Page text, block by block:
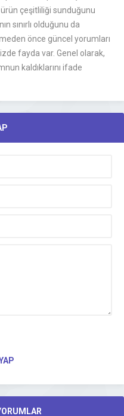
çeşitliliği sunduğunu
sınırlı olduğunu da
önce güncel yorumları
fayda var. Genel olarak,
kaldıklarını ifade